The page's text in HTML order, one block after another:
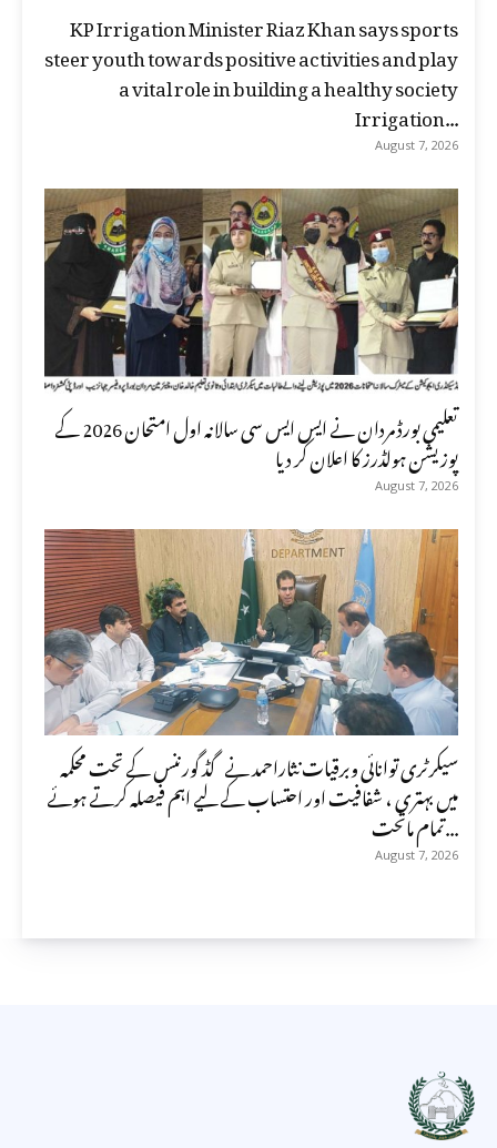
KP Irrigation Minister Riaz Khan says sports
steer youth towards positive activities and play
a vital role in building a healthy society
Irrigation...
August 7, 2026
تعلیمی بورڈ مردان نے ایس ایس سی سالانہ اول امتحان 2026 کے
پوزیشن ہولڈرز کا اعلان کر دیا
August 7, 2026
سیکرٹری توانائی وبرقیات نثاراحمد نے گڈ گورننس کے تحت محکمہ
میں بہتری ، شفافیت اور احتساب کے لیے اہم فیصلہ کرتے ہوئے
تمام ماتحت...
August 7, 2026